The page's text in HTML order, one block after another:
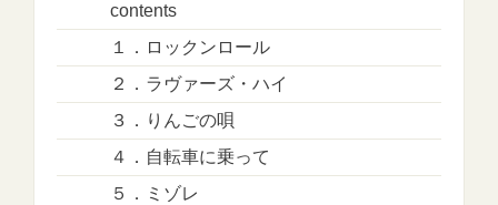
contents
１．ロックンロール
２．ラヴァーズ・ハイ
３．りんごの唄
４．自転車に乗って
５．ミゾレ